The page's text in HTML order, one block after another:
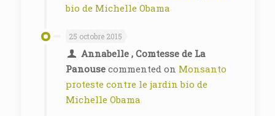
bio de Michelle Obama
25 octobre 2015
Annabelle , Comtesse de La
Panousecommented on Monsanto
proteste contre le jardin bio de
Michelle Obama